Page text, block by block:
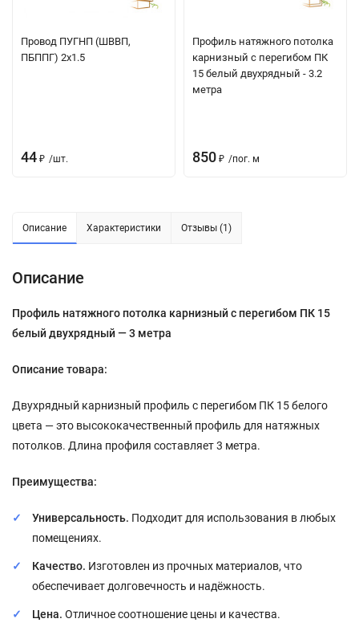
Провод ПУГНП (ШВВП,
ПБППГ) 2х1.5
44 ₽ /шт.
Профиль натяжного потолка
карнизный с перегибом ПК
15 белый двухрядный - 3.2
метра
850 ₽ /пог. м
Описание Характеристики Отзывы (1)
Описание
Профиль натяжного потолка карнизный с перегибом ПК 15
белый двухрядный — 3 метра
Описание товара:
Двухрядный карнизный профиль с перегибом ПК 15 белого
цвета — это высококачественный профиль для натяжных
потолков. Длина профиля составляет 3 метра.
Преимущества:
Универсальность. Подходит для использования в любых
помещениях.
Качество. Изготовлен из прочных материалов, что
обеспечивает долговечность и надёжность.
Цена. Отличное соотношение цены и качества.